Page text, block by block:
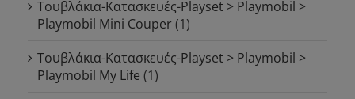
Τουβλάκια-Κατασκευές-Playset > Playmobil >
Playmobil Mini Couper (1)
Τουβλάκια-Κατασκευές-Playset > Playmobil >
Playmobil My Life (1)